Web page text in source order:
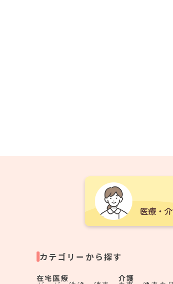
カテゴリーから探す
在宅医療 介護